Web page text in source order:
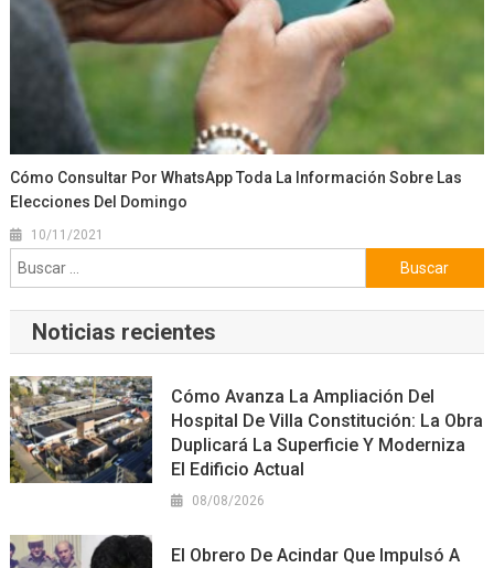
Cómo Consultar Por WhatsApp Toda La Información Sobre Las
Elecciones Del Domingo
10/11/2021
Buscar:
Noticias recientes
Cómo Avanza La Ampliación Del
Hospital De Villa Constitución: La Obra
Duplicará La Superficie Y Moderniza
El Edificio Actual
08/08/2026
El Obrero De Acindar Que Impulsó A